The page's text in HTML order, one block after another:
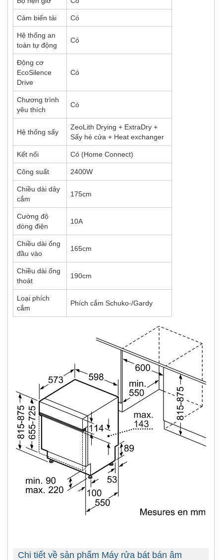
Cảm biến tải Có
Hệ thống an
toàn tự động
Có
Động cơ
EcoSilence
Drive
Có
Chương trình
yêu thích
Có
Hệ thống sấy
ZeoLith Drying + ExtraDry +
Sấy hé cửa + Heat exchanger
Kết nối Có (Home Connect)
Công suất 2400W
Chiều dài dây
cắm
175cm
Cường độ
dòng điện
10A
Chiều dài ống
đầu vào
165cm
Chiều dài ống
thoát
190cm
Loại phích
cắm
Phích cắm Schuko-/Gardy
Chi tiết về sản phẩm Máy rửa bát bán âm